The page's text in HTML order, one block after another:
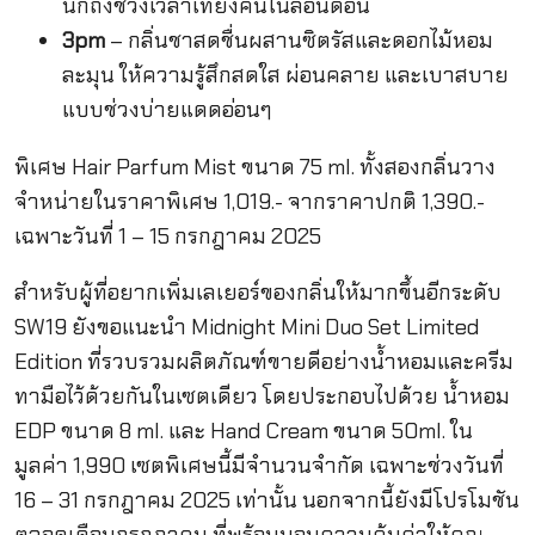
นึกถึงช่วงเวลาเที่ยงคืนในลอนดอน
3pm– กลิ่นชาสดชื่นผสานซิตรัสและดอกไม้หอม
ละมุน ให้ความรู้สึกสดใส ผ่อนคลาย และเบาสบาย
แบบช่วงบ่ายแดดอ่อนๆ
พิเศษ Hair Parfum Mist ขนาด 75 ml. ทั้งสองกลิ่นวาง
จำหน่ายในราคาพิเศษ 1,019.- จากราคาปกติ 1,390.-
เฉพาะวันที่ 1 – 15 กรกฎาคม 2025
สำหรับผู้ที่อยากเพิ่มเลเยอร์ของกลิ่นให้มากขึ้นอีกระดับ
SW19 ยังขอแนะนำ Midnight Mini Duo Set Limited
Edition ที่รวบรวมผลิตภัณฑ์ขายดีอย่างน้ำหอมและครีม
ทามือไว้ด้วยกันในเซตเดียว โดยประกอบไปด้วย น้ำหอม
EDP ขนาด 8 ml. และ Hand Cream ขนาด 50ml. ใน
มูลค่า 1,990 เซตพิเศษนี้มีจำนวนจำกัด เฉพาะช่วงวันที่
16 – 31 กรกฎาคม 2025 เท่านั้น นอกจากนี้ยังมีโปรโมชัน